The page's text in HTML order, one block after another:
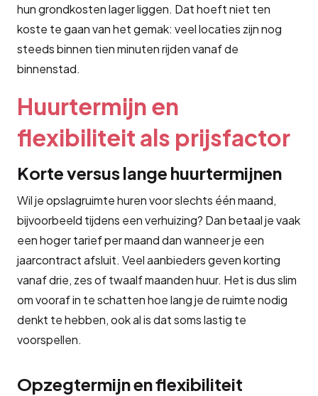
hun grondkosten lager liggen. Dat hoeft niet ten
koste te gaan van het gemak: veel locaties zijn nog
steeds binnen tien minuten rijden vanaf de
binnenstad.
Huurtermijn en
flexibiliteit als prijsfactor
Korte versus lange huurtermijnen
Wil je opslagruimte huren voor slechts één maand,
bijvoorbeeld tijdens een verhuizing? Dan betaal je vaak
een hoger tarief per maand dan wanneer je een
jaarcontract afsluit. Veel aanbieders geven korting
vanaf drie, zes of twaalf maanden huur. Het is dus slim
om vooraf in te schatten hoe lang je de ruimte nodig
denkt te hebben, ook al is dat soms lastig te
voorspellen.
Opzegtermijn en flexibiliteit